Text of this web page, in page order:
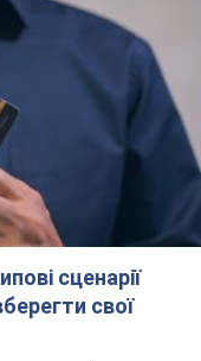
сценарії
свої